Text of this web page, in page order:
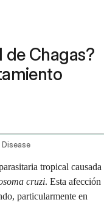
de Chagas?
Disease
tropical causada
cruzi. Esta afección
particularmente en